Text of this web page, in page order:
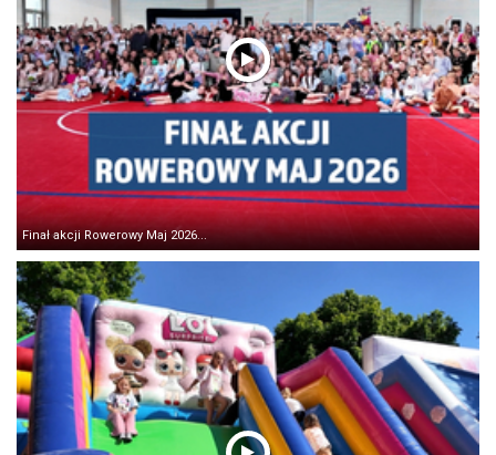
Finał akcji Rowerowy Maj 2026...